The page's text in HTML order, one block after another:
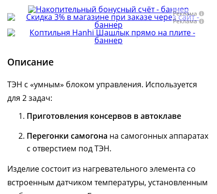
Реклама
Реклама
Описание
ТЭН с «умным» блоком управления. Используется
для 2 задач:
Приготовления консервов в автоклаве
Перегонки самогона на самогонных аппаратах
с отверстием под ТЭН.
Изделие состоит из нагревательного элемента со
встроенным датчиком температуры, установленным